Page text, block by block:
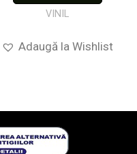
VINIL
Adaugă la Wishlist